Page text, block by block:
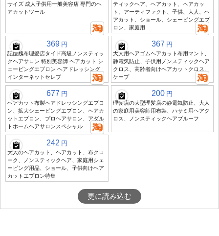
サイズ 成人子供用一般美容店 専門のヘ
アカットツール
ティックヘア、ヘアカット、ヘアカッ
ト、アーティファクト、子供、大人、ヘ
アカット、ショール、シェービングエプ
ロン、家庭用
369 円
記憶魏布理髪店タイド高級ノンスティッ
クヘアサロン 特別美容師 ヘアカット シ
ェービングエプロン ヘアドレッシング
インターネットセレブ
367 円
大人用ヘアゴムヘアカット布用マント、
静電気防止、子供用ノンスティックヘア
クロス、高齢者向けヘアカットクロス、
ケープ
677 円
ヘアカット布製ヘアドレッシングエプロ
ン、拡大シェービングエプロン、ヘアカ
ットエプロン、プロヘアサロン、アダル
トホームヘアサロンスペシャル
200 円
理髪店の大型理髪店の静電気防止、大人
の家庭用美容師用布製、ハサミ用ヘアク
ロス、ノンスティックヘアプルーフ
242 円
大人のヘアカット、ヘアカット、布クロ
ーク、ノンスティックヘア、家庭用シェ
ービング用品、ショール、子供向けヘア
カットエプロン特集
更に読み込む